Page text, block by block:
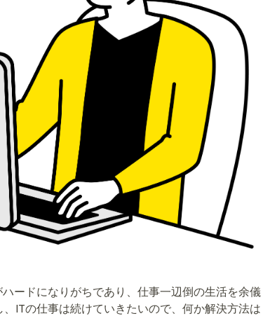
ードになりがちであり、仕事一辺倒の生活を余儀
ITの仕事は続けていきたいので、何か解決方法は